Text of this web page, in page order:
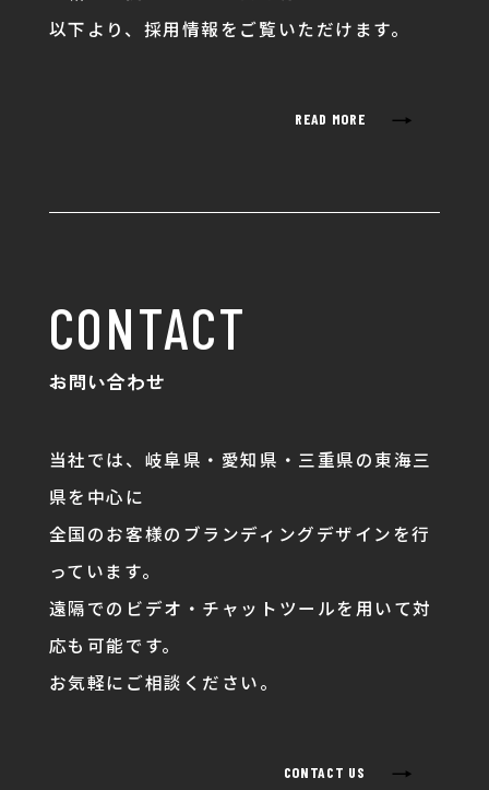
以下より、採用情報をご覧いただけます。
READ MORE →
CONTACT
お問い合わせ
当社では、岐阜県・愛知県・三重県の東海三
県を中心に
全国のお客様のブランディングデザインを行
っています。
遠隔でのビデオ・チャットツールを用いて対
応も可能です。
お気軽にご相談ください。
CONTACT US →